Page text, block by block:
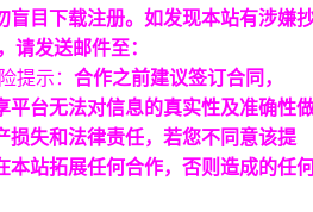
盲目下载注册。如发现本站有涉嫌
请发送邮件至：
提示： 合作之前建议签订合同，
平台无法对信息的真实性及准确性
损失和法律责任，若您不同意该提
本站拓展任何合作，否则造成的任